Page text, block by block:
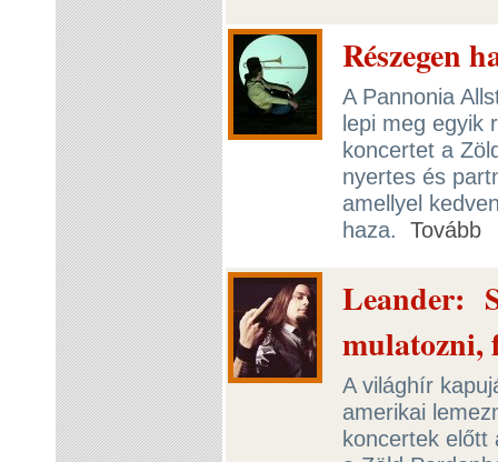
Részegen
A Pannonia
lepi meg egyik
koncertet a
nyertes és
amellyel
haza. Tovább
Leander:
mulatozni,
A világhír
amerikai
koncertek előtt